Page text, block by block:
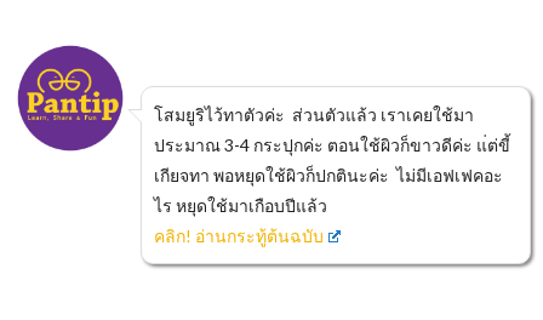
โสมยูริไว้ทาตัวค่ะ ส่วนตัวแล้ว เราเคยใช้มา
ประมาณ 3-4 กระปุกค่ะ ตอนใช้ผิวก็ขาวดีค่ะ แ่ต่ขี้
เกียจทา พอหยุดใช้ผิวก็ปกตินะค่ะ ไม่มีเอฟเฟคอะ
ไร หยุดใช้มาเกือบปีแล้ว
คลิก! อ่านกระทู้ต้นฉบับ